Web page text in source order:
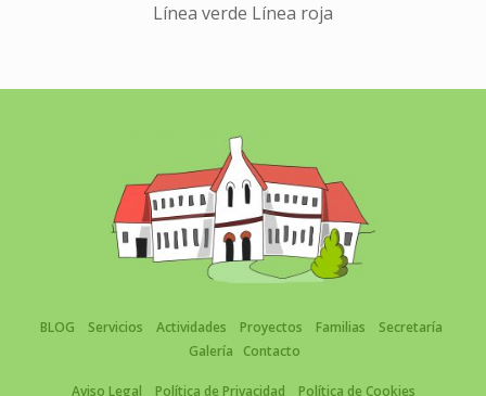
Línea verde Línea roja
BLOG Servicios Actividades Proyectos Familias
Secretaría
Galería
Contacto
Aviso Legal Política de Privacidad Política de Cookies